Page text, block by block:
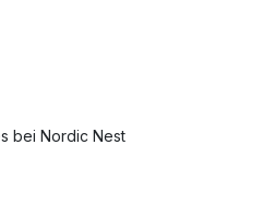
bei Nordic Nest